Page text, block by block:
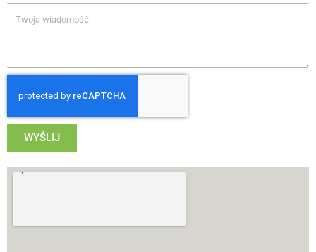
WYŚLIJ